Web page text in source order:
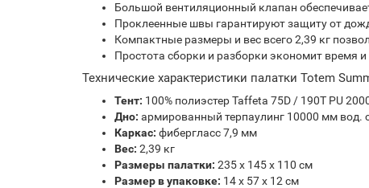
Большой вентиляционный клапан
Проклеенные швы гарантируют защиту от
Компактные размеры и вес всего 2,39 кг
Простота сборки и разборки экономит время
Технические характеристики палатки Totem
Тент: 100% полиэстер Taffeta 75D / 190T PU
Дно: армированный терпаулинг 10000 мм вод.
Каркас: фибергласс 7,9 мм
Вес: 2,39 кг
Размеры палатки: 235 х 145 х 110 см
Размер в упаковке: 14 x 57 x 12 см